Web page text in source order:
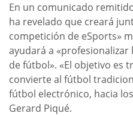
En un comunicado
ha revelado que creará
competición de eSports»
ayudará a
de fútbol». «El objetivo es
convierte al fútbol
fútbol electrónico, hacia
Gerard Piqué.